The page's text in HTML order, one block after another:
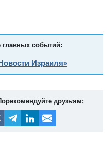
главных событий:
Израиля»
друзьям: